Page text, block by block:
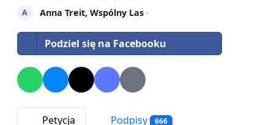
A Anna Treit, Wspólny Las·
Podziel się na Facebooku
Petycja Podpisy 666